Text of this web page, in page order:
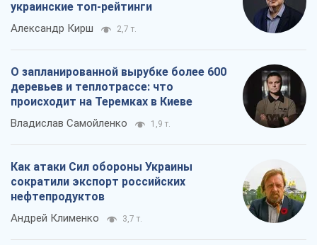
украинские топ-рейтинги
Александр Кирш 2,7 т.
О запланированной вырубке более 600
деревьев и теплотрассе: что
происходит на Теремках в Киеве
Владислав Самойленко 1,9 т.
Как атаки Сил обороны Украины
сократили экспорт российских
нефтепродуктов
Андрей Клименко 3,7 т.